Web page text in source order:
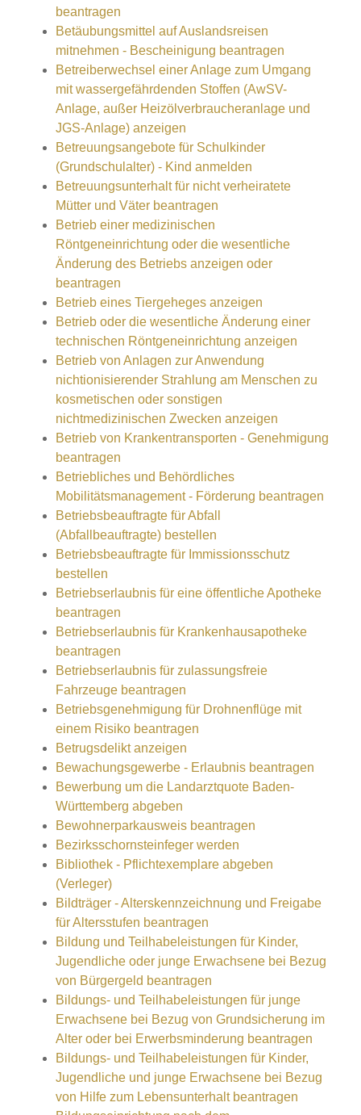
beantragen
Betäubungsmittel auf Auslandsreisen
mitnehmen - Bescheinigung beantragen
Betreiberwechsel einer Anlage zum Umgang
mit wassergefährdenden Stoffen (AwSV-
Anlage, außer Heizölverbraucheranlage und
JGS-Anlage) anzeigen
Betreuungsangebote für Schulkinder
(Grundschulalter) - Kind anmelden
Betreuungsunterhalt für nicht verheiratete
Mütter und Väter beantragen
Betrieb einer medizinischen
Röntgeneinrichtung oder die wesentliche
Änderung des Betriebs anzeigen oder
beantragen
Betrieb eines Tiergeheges anzeigen
Betrieb oder die wesentliche Änderung einer
technischen Röntgeneinrichtung anzeigen
Betrieb von Anlagen zur Anwendung
nichtionisierender Strahlung am Menschen zu
kosmetischen oder sonstigen
nichtmedizinischen Zwecken anzeigen
Betrieb von Krankentransporten - Genehmigung
beantragen
Betriebliches und Behördliches
Mobilitätsmanagement - Förderung beantragen
Betriebsbeauftragte für Abfall
(Abfallbeauftragte) bestellen
Betriebsbeauftragte für Immissionsschutz
bestellen
Betriebserlaubnis für eine öffentliche Apotheke
beantragen
Betriebserlaubnis für Krankenhausapotheke
beantragen
Betriebserlaubnis für zulassungsfreie
Fahrzeuge beantragen
Betriebsgenehmigung für Drohnenflüge mit
einem Risiko beantragen
Betrugsdelikt anzeigen
Bewachungsgewerbe - Erlaubnis beantragen
Bewerbung um die Landarztquote Baden-
Württemberg abgeben
Bewohnerparkausweis beantragen
Bezirksschornsteinfeger werden
Bibliothek - Pflichtexemplare abgeben
(Verleger)
Bildträger - Alterskennzeichnung und Freigabe
für Altersstufen beantragen
Bildung und Teilhabeleistungen für Kinder,
Jugendliche oder junge Erwachsene bei Bezug
von Bürgergeld beantragen
Bildungs- und Teilhabeleistungen für junge
Erwachsene bei Bezug von Grundsicherung im
Alter oder bei Erwerbsminderung beantragen
Bildungs- und Teilhabeleistungen für Kinder,
Jugendliche und junge Erwachsene bei Bezug
von Hilfe zum Lebensunterhalt beantragen